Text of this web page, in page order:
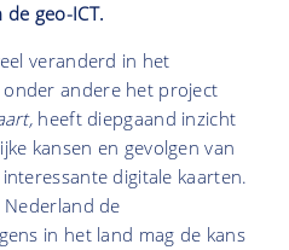
geo-ICT.
veranderd in het
andere het project
heeft diepgaand inzicht
kansen en gevolgen van
digitale kaarten.
de
in het land mag de kans